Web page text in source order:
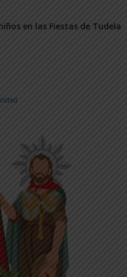
en las Fiestas de Tudela